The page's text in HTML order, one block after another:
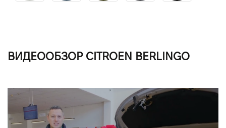
ВИДЕООБЗОР CITROEN BERLINGO